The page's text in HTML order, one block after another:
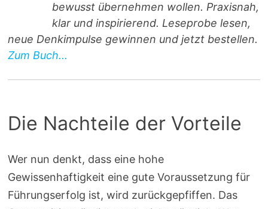
bewusst übernehmen wollen. Praxisnah,
klar und inspirierend. Leseprobe lesen,
neue Denkimpulse gewinnen und jetzt bestellen.
Zum Buch...
Die Nachteile der Vorteile
Wer nun denkt, dass eine hohe
Gewissenhaftigkeit eine gute Voraussetzung für
Führungserfolg ist, wird zurückgepfiffen. Das